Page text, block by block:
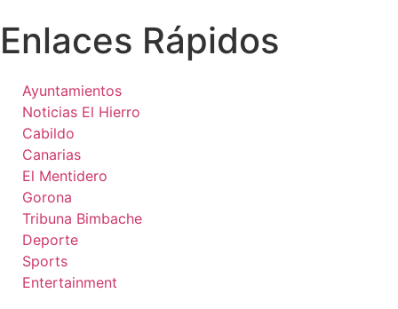
Enlaces Rápidos
Ayuntamientos
Noticias El Hierro
Cabildo
Canarias
El Mentidero
Gorona
Tribuna Bimbache
Deporte
Sports
Entertainment